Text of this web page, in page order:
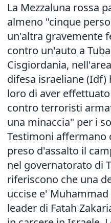
La Mezzaluna rossa
almeno "cinque
un'altra gravemente
contro un'auto a
Cisgiordania,
difesa israeliane
loro di aver
contro terroristi
una minaccia" per i
Testimoni affermano
preso d'assalto il
nel governatorato di
riferiscono che una
uccise e'
leader di Fatah